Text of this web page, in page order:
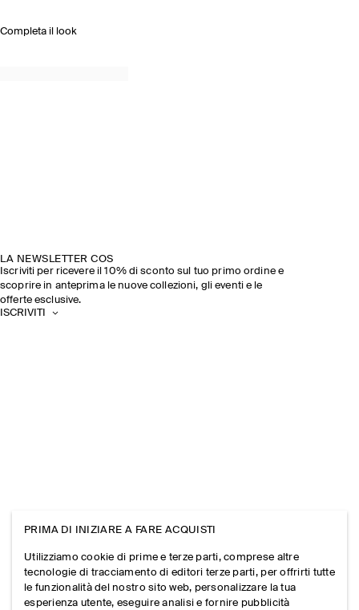
Completa il look
LA NEWSLETTER COS
Iscriviti per ricevere il 10% di sconto sul tuo primo ordine e
scoprire in anteprima le nuove collezioni, gli eventi e le
offerte esclusive.
ISCRIVITI
PRIMA DI INIZIARE A FARE ACQUISTI
Utilizziamo cookie di prime e terze parti, comprese altre
tecnologie di tracciamento di editori terze parti, per offrirti tutte
le funzionalità del nostro sito web, personalizzare la tua
esperienza utente, eseguire analisi e fornire pubblicità